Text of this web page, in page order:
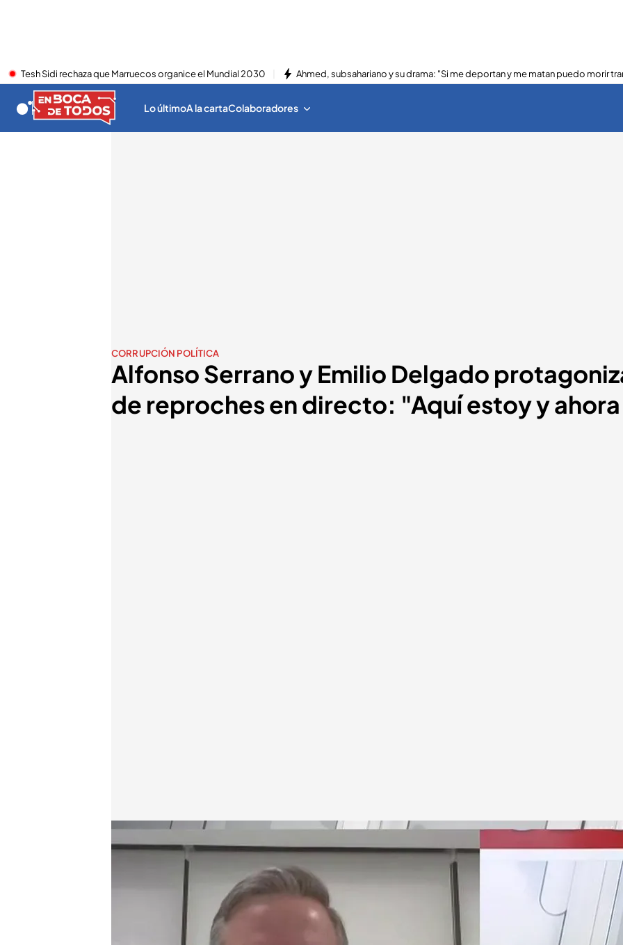
Tesh Sidi rechaza que Marruecos organice el Mundial 2030 Ahmed, subsahariano y su drama: "Si me deportan y me matan puedo morir
Lo últimoA la cartaColaboradores
CORRUPCIÓN POLÍTICA
Alfonso Serrano y Emilio Delgado
de reproches en directo: "Aquí estoy y
Alfonso Serrano y Emilio Delgado en 'En boca de todos' cuatro.com
En boca de todos
El diputado de 'Más Madrid' y el secretario general del PP de Madrid se
enfrentan en directo en 'En boca de todos'